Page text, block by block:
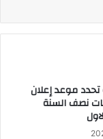
تحدد موعد إعلان
نصف السنة